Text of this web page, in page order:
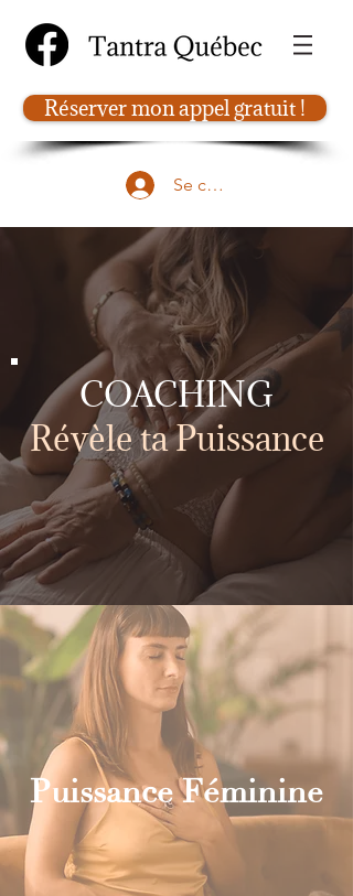
Réserver mon appel gratuit !
Se connecter
COACHING
Révèle ta Puissance
Puissance Féminine